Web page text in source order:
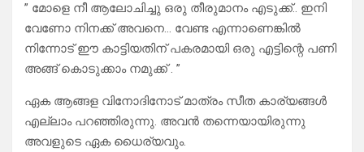
” മോളെ നീ ആലോചിച്ചു ഒരു തീരുമാനം എടുക്ക്.. ഇനി
വേണോ നിനക്ക് അവനെ… വേണ്ട എന്നാണെങ്കിൽ
നിന്നോട് ഈ കാട്ടിയതിന് പകരമായി ഒരു എട്ടിന്റെ പണി
അങ്ങ് കൊടുക്കാം നമുക്ക് . ”
ഏക ആങ്ങള വിനോദിനോട് മാത്രം സീത കാര്യങ്ങൾ
എല്ലാം പറഞ്ഞിരുന്നു. അവൻ തന്നെയായിരുന്നു
അവളുടെ ഏക ധൈര്യവും.